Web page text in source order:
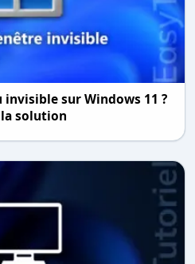
sur Windows 11 ?
solution